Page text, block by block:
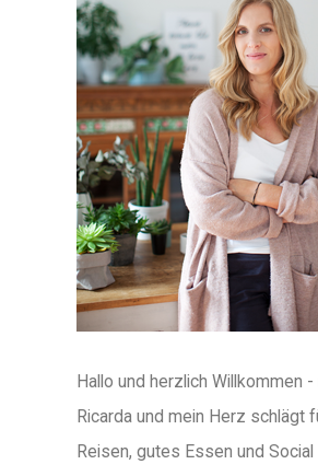
Hallo und herzlich Willkommen -
Ricarda und mein Herz schlägt
Reisen, gutes Essen und Social